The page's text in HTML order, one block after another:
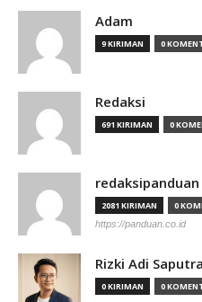
Adam
9 KIRIMAN 0
Redaksi
691 KIRIMAN 0
redaksipanduan
2081 KIRIMAN 0
https://panduan.co.id
Rizki Adi Saputra
0 KIRIMAN 0